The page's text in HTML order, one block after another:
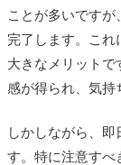
ことが多いです
完了します。これ
大きなメリットで
感が得られ、気持
しかしながら、
す。特に注意すべ